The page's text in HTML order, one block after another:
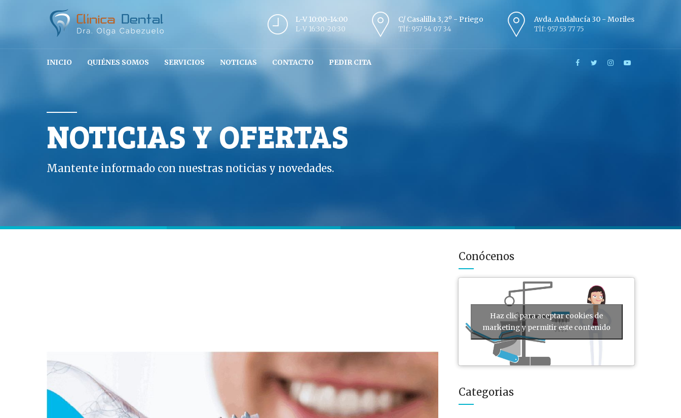
L-V 10:00-14:00
L-V 16:30-20:30
C/ Casalilla 3, 2º - Priego
Tlf: 957 54 07 34
Avda. Andalucía 30 - Moriles
Tlf: 957 53 77 75
INICIO QUIÉNES SOMOS SERVICIOS NOTICIAS CONTACTO PEDIR CITA
NOTICIAS Y OFERTAS
Mantente informado con nuestras noticias y novedades.
Conócenos
Haz clic para aceptar cookies de
marketing y permitir este contenido
Categorias